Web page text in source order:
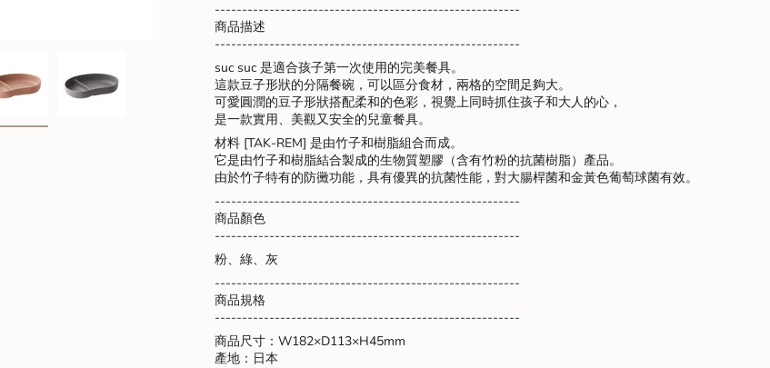
in
cart",
"decrease"=>"Decrease
quantity
for
{{
product
}}",
"multiples_of"=>"Increments
of
{{
quantity
}}",
"minimum_of"=>"Minimum
of
{{
quantity
}}",
"maximum_of"=>"Maximum
of
{{
--------------------------------------------------------
商品描述
--------------------------------------------------------
suc suc 是適合孩子第一次使用的完美餐具。
這款豆子形狀的分隔餐碗，可以區分食材，兩格的空間足夠大。
可愛圓潤的豆子形狀搭配柔和的色彩，視覺上同時抓住孩子和大人的心，
是一款實用、美觀又安全的兒童餐具。
材料 [TAK-REM] 是由竹子和樹脂組合而成。
它是由竹子和樹脂結合製成的生物質塑膠（含有竹粉的抗菌樹脂）產品。
由於竹子特有的防黴功能，具有優異的抗菌性能，對大腸桿菌和金黃色葡萄球菌有效。
--------------------------------------------------------
商品顏色
--------------------------------------------------------
粉、綠、灰
--------------------------------------------------------
商品規格
--------------------------------------------------------
商品尺寸：W182×D113×H45mm
產地：日本